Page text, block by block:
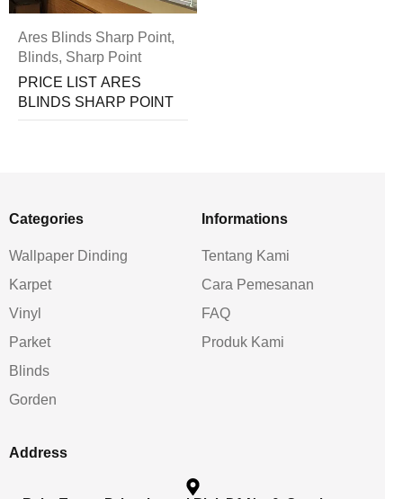
Ares Blinds Sharp Point,
Blinds, Sharp Point
PRICE LIST ARES
BLINDS SHARP POINT
Categories
Wallpaper Dinding
Karpet
Vinyl
Parket
Blinds
Gorden
Informations
Tentang Kami
Cara Pemesanan
FAQ
Produk Kami
Address